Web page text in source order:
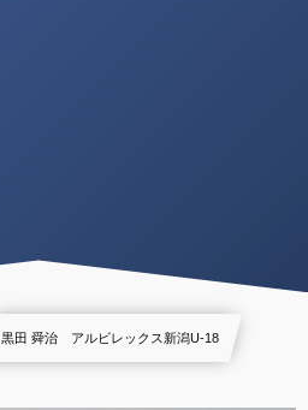
黒田 舜治 アルビレックス新潟U-18